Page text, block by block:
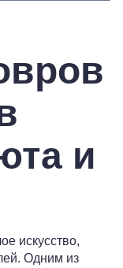
и
искусство,
Одним из